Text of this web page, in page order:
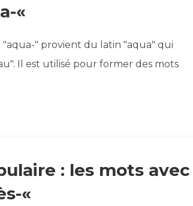
«
"aqua-" provient du latin "aqua" qui
Il est utilisé pour former des mots
: les mots avec
«